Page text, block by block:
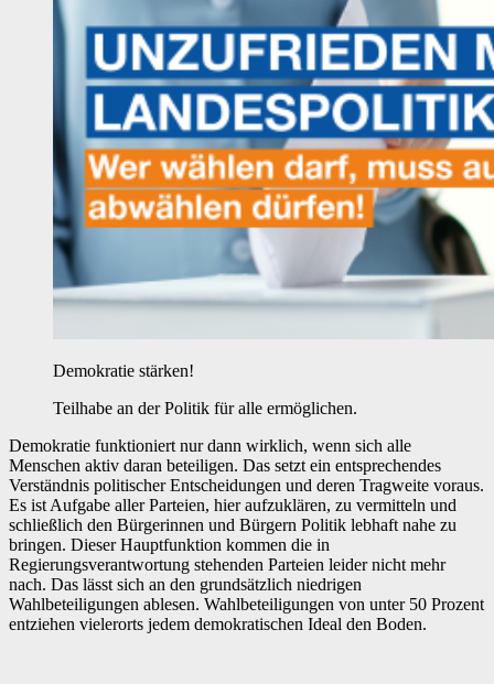
Demokratie stärken!
Teilhabe an der Politik für alle ermöglichen.
Demokratie funktioniert nur dann wirklich, wenn sich alle
Menschen aktiv daran beteiligen. Das setzt ein entsprechendes
Verständnis politischer Entscheidungen und deren Tragweite voraus.
Es ist Aufgabe aller Parteien, hier aufzuklären, zu vermitteln und
schließlich den Bürgerinnen und Bürgern Politik lebhaft nahe zu
bringen. Dieser Hauptfunktion kommen die in
Regierungsverantwortung stehenden Parteien leider nicht mehr
nach. Das lässt sich an den grundsätzlich niedrigen
Wahlbeteiligungen ablesen. Wahlbeteiligungen von unter 50 Prozent
entziehen vielerorts jedem demokratischen Ideal den Boden.